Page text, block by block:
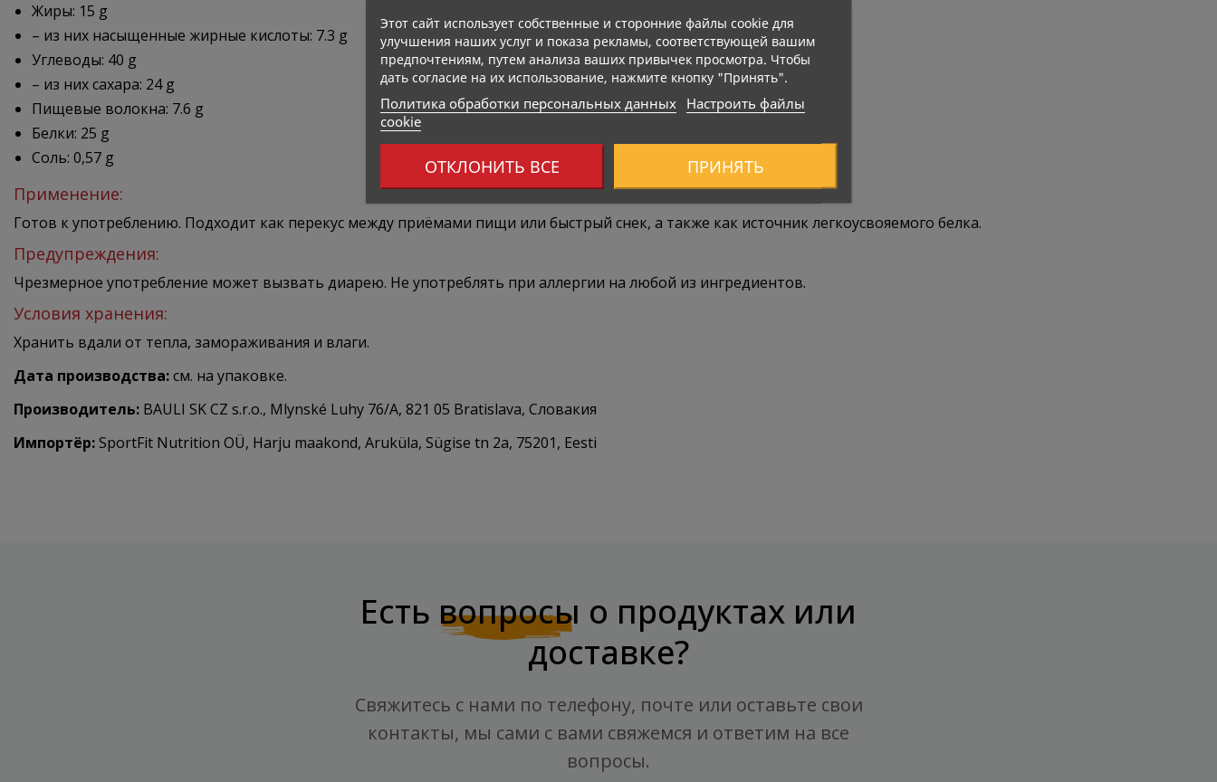
Жиры: 15 g
– из них насыщенные жирные кислоты: 7.3 g
Углеводы: 40 g
– из них сахара: 24 g
Пищевые волокна: 7.6 g
Белки: 25 g
Соль: 0,57 g
Применение:
Готов к употреблению. Подходит как перекус между приёмами пищи или быстрый снек, а также как источник легкоусвояемого белка.
Предупреждения:
Чрезмерное употребление может вызвать диарею. Не употреблять при аллергии на любой из ингредиентов.
Условия хранения:
Хранить вдали от тепла, замораживания и влаги.
Дата производства:см. на упаковке.
Производитель: BAULI SK CZ s.r.o., Mlynské Luhy 76/A, 821 05 Bratislava, Словакия
Импортёр:SportFit Nutrition OÜ, Harju maakond, Aruküla, Sügise tn 2a, 75201, Eesti
Есть вопросы о продуктах или
доставке?
Свяжитесь с нами по телефону, почте или оставьте свои
контакты, мы сами с вами свяжемся и ответим на все
вопросы.
Этот сайт использует собственные и сторонние файлы cookie для
улучшения наших услуг и показа рекламы, соответствующей вашим
предпочтениям, путем анализа ваших привычек просмотра. Чтобы
дать согласие на их использование, нажмите кнопку "Принять".
Политика обработки персональных данных
Настроить файлы
cookie
ОТКЛОНИТЬ ВСЕ ПРИНЯТЬ